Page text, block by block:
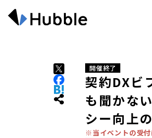
開催終了
契約DXビ
も聞かな
シー向上
※当イベントの受付